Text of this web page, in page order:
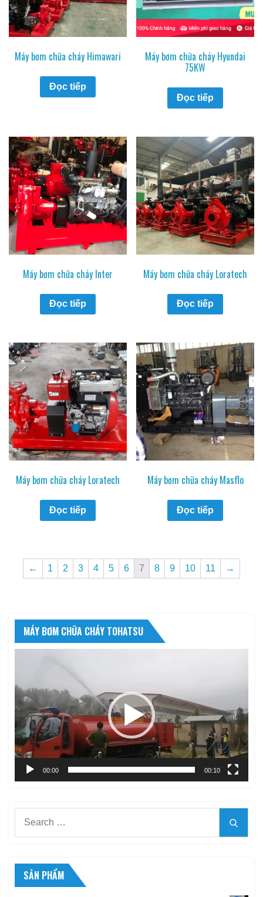
Máy bơm chữa cháy Himawari
Đọc tiếp
Máy bơm chữa cháy Hyundai
75KW
Đọc tiếp
Máy bơm chữa cháy Inter
Đọc tiếp
Máy bơm chữa cháy Loratech
Đọc tiếp
Máy bơm chữa cháy Loratech
Đọc tiếp
Máy bơm chữa cháy Masflo
Đọc tiếp
← 1 2 3 4 5 6 7 8 9 10 11 →
MÁY BƠM CHỮA CHÁY TOHATSU
Video
00:00 00:10
SẢN PHẨM